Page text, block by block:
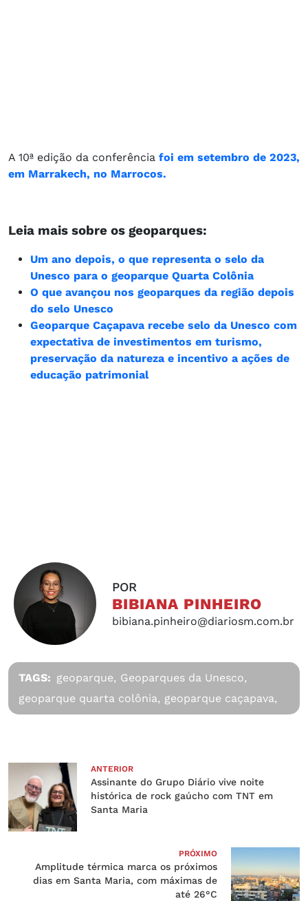
A 10ª edição da conferência foi em setembro de 2023,
em Marrakech, no Marrocos.
Leia mais sobre os geoparques:
Um ano depois, o que representa o selo da
Unesco para o geoparque Quarta Colônia
O que avançou nos geoparques da região depois
do selo Unesco
Geoparque Caçapava recebe selo da Unesco com
expectativa de investimentos em turismo,
preservação da natureza e incentivo a ações de
educação patrimonial
POR
BIBIANA PINHEIRO
bibiana.pinheiro@diariosm.com.br
TAGS: geoparque, Geoparques da Unesco,
geoparque quarta colônia, geoparque caçapava,
ANTERIOR
Assinante do Grupo Diário vive noite
histórica de rock gaúcho com TNT em
Santa Maria
PRÓXIMO
Amplitude térmica marca os próximos
dias em Santa Maria, com máximas de
até 26°C